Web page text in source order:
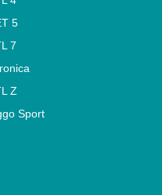
5
7
Z
Sport